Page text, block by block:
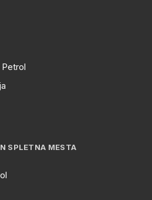
SPLETNA MESTA